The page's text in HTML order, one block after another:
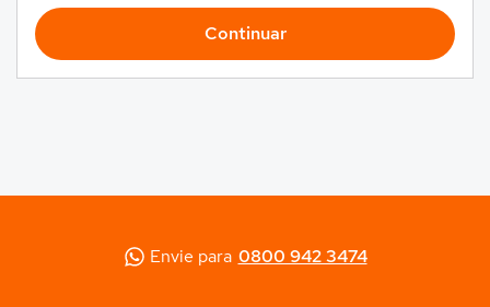
Continuar
Envie para 0800 942 3474